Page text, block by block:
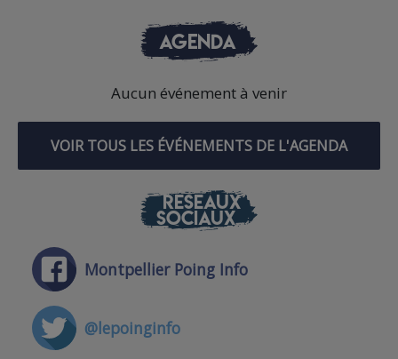
AGENDA
Aucun événement à venir
VOIR TOUS LES ÉVÉNEMENTS DE L'AGENDA
RÉSEAUX
SOCIAUX
Montpellier Poing Info
@lepoinginfo